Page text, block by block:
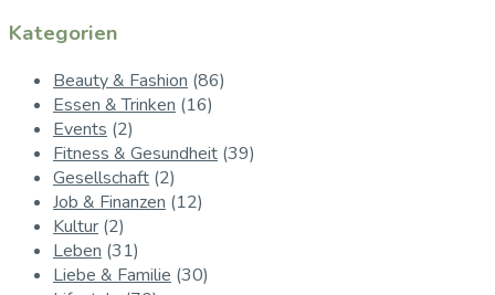
Kategorien
Beauty & Fashion (86)
Essen & Trinken (16)
Events (2)
Fitness & Gesundheit (39)
Gesellschaft (2)
Job & Finanzen (12)
Kultur (2)
Leben (31)
Liebe & Familie (30)